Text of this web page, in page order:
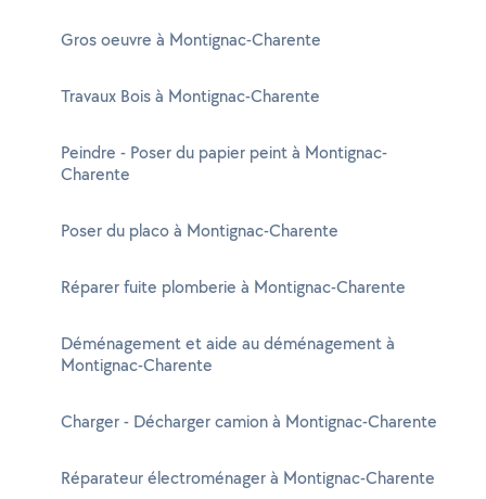
Gros oeuvre à Montignac-Charente
Travaux Bois à Montignac-Charente
Peindre - Poser du papier peint à Montignac-
Charente
Poser du placo à Montignac-Charente
Réparer fuite plomberie à Montignac-Charente
Déménagement et aide au déménagement à
Montignac-Charente
Charger - Décharger camion à Montignac-Charente
Réparateur électroménager à Montignac-Charente